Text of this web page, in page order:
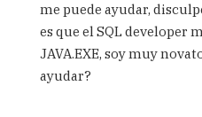
Va
de
coña!
Drakon
me puede ayudar,
es que el SQL developer
JAVA.EXE, soy muy
ayudar?